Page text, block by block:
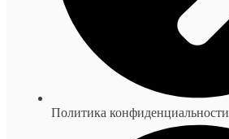
Политика конфиденциальности